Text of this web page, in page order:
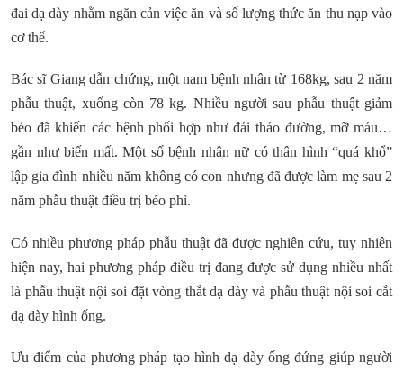
đai dạ dày nhằm ngăn cản việc ăn và số lượng thức ăn thu nạp vào
cơ thể.
Bác sĩ Giang dẫn chứng, một nam bệnh nhân từ 168kg, sau 2 năm
phẫu thuật, xuống còn 78 kg. Nhiều người sau phẫu thuật giảm
béo đã khiến các bệnh phối hợp như đái tháo đường, mỡ máu…
gần như biến mất. Một số bệnh nhân nữ có thân hình “quá khổ”
lập gia đình nhiều năm không có con nhưng đã được làm mẹ sau 2
năm phẫu thuật điều trị béo phì.
Có nhiều phương pháp phẫu thuật đã được nghiên cứu, tuy nhiên
hiện nay, hai phương pháp điều trị đang được sử dụng nhiều nhất
là phẫu thuật nội soi đặt vòng thắt dạ dày và phẫu thuật nội soi cắt
dạ dày hình ống.
Ưu điểm của phương pháp tạo hình dạ dày ống đứng giúp người